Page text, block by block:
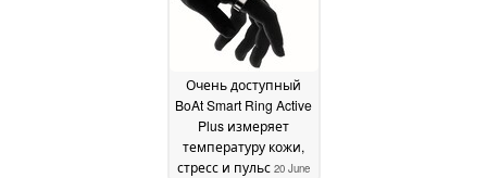
27 May 2026
Очень доступный
BoAt Smart Ring Active
Plus измеряет
температуру кожи,
стресс и пульс 20 June